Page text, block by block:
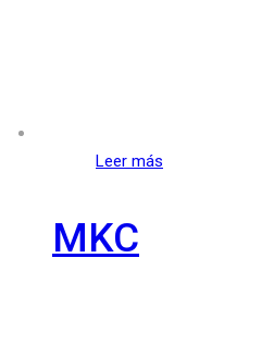
Leer más
MKC